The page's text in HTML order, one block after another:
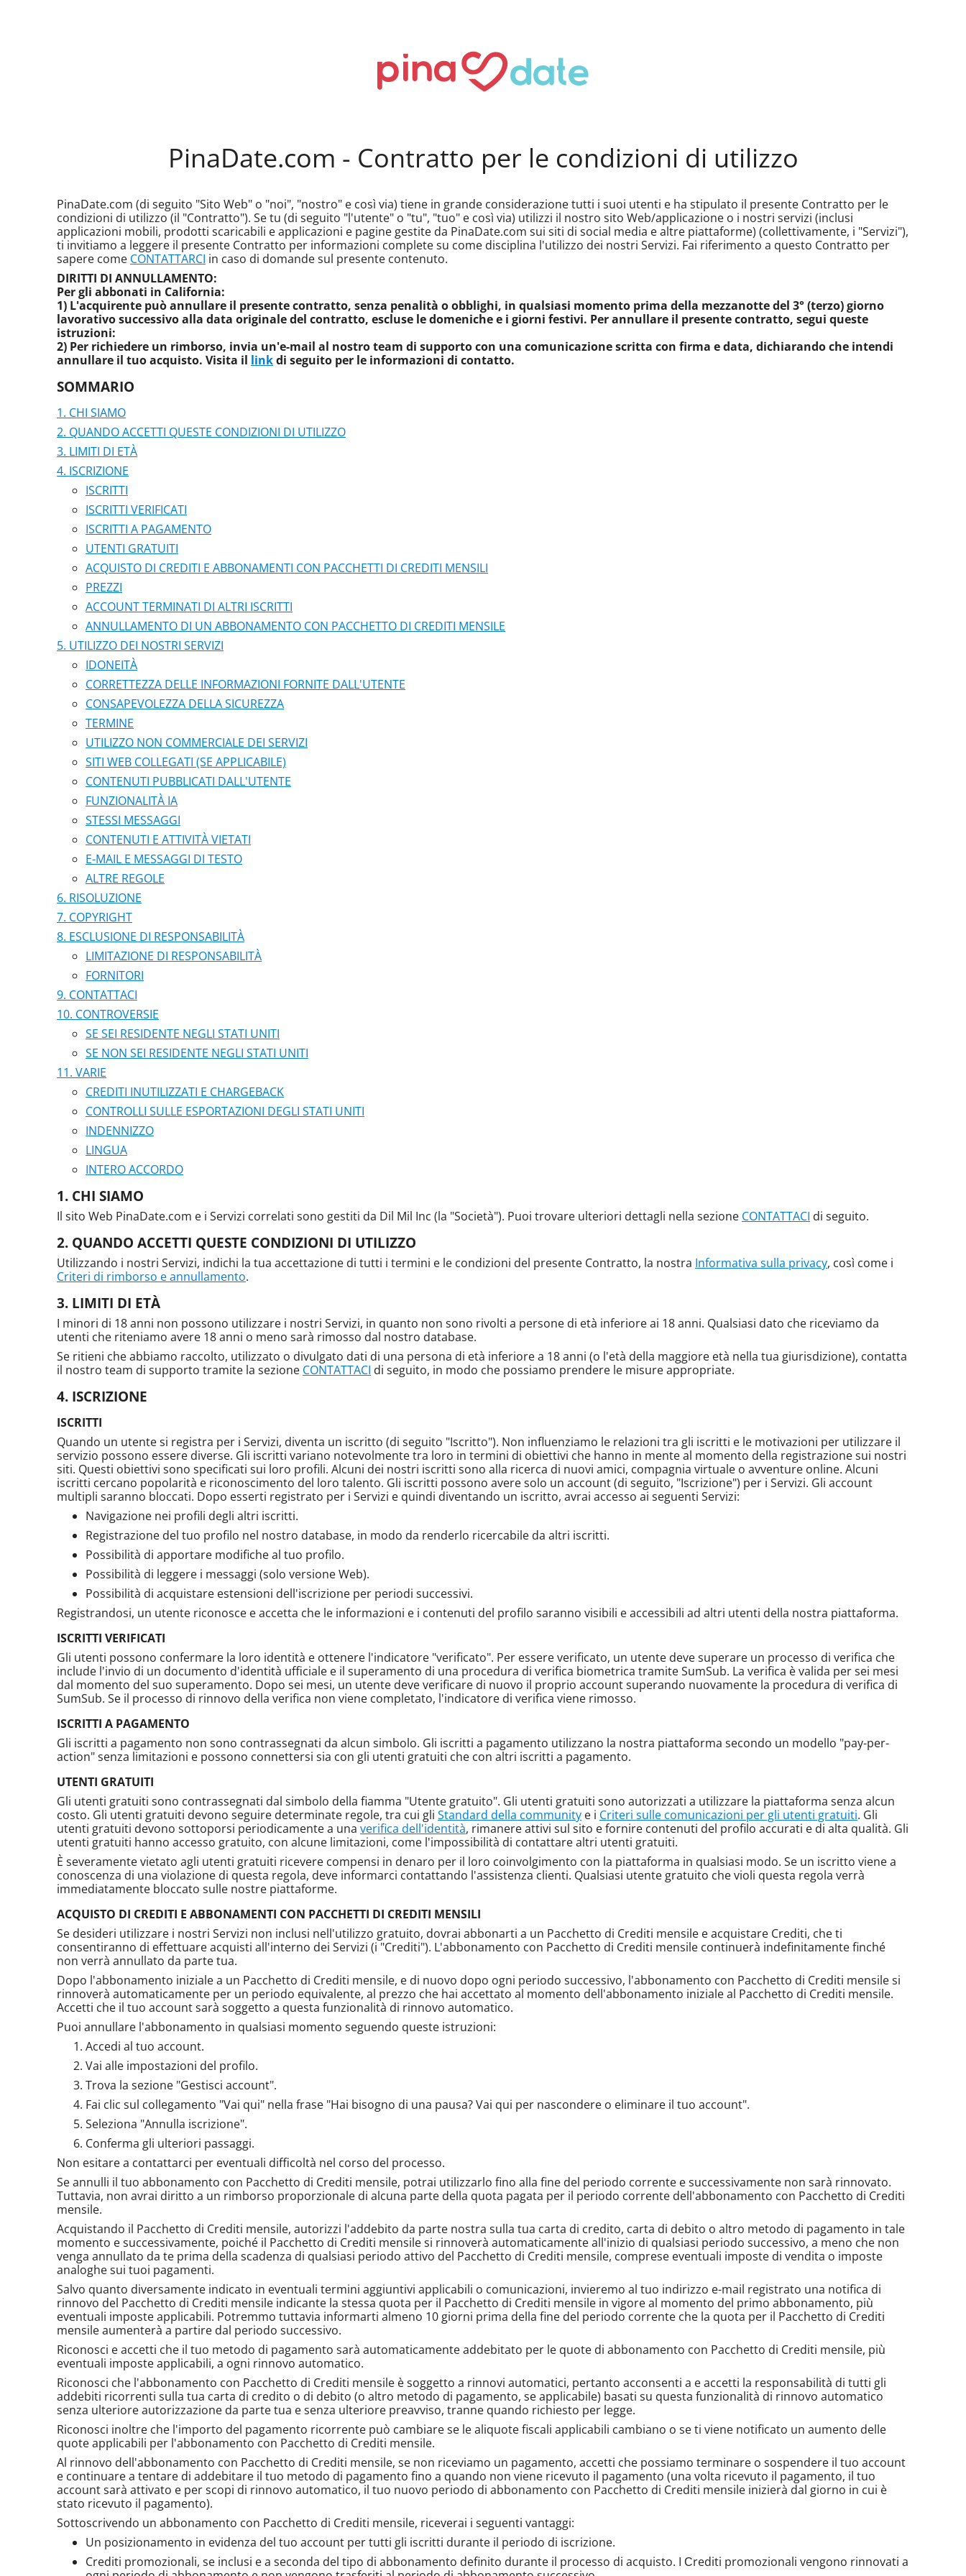
PinaDate.com - Contratto per le condizioni di utilizzo
PinaDate.com (di seguito "Sito Web" o "noi", "nostro" e così via) tiene in grande considerazione tutti i suoi utenti e ha stipulato il presente Contratto per le
condizioni di utilizzo (il "Contratto"). Se tu (di seguito "l'utente" o "tu", "tuo" e così via) utilizzi il nostro sito Web/applicazione o i nostri servizi (inclusi
applicazioni mobili, prodotti scaricabili e applicazioni e pagine gestite da PinaDate.com sui siti di social media e altre piattaforme) (collettivamente, i "Servizi"),
ti invitiamo a leggere il presente Contratto per informazioni complete su come disciplina l'utilizzo dei nostri Servizi. Fai riferimento a questo Contratto per
sapere come CONTATTARCI in caso di domande sul presente contenuto.
DIRITTI DI ANNULLAMENTO:
Per gli abbonati in California:
1) L'acquirente può annullare il presente contratto, senza penalità o obblighi, in qualsiasi momento prima della mezzanotte del 3° (terzo) giorno
lavorativo successivo alla data originale del contratto, escluse le domeniche e i giorni festivi. Per annullare il presente contratto, segui queste
istruzioni:
2) Per richiedere un rimborso, invia un'e-mail al nostro team di supporto con una comunicazione scritta con firma e data, dichiarando che intendi
annullare il tuo acquisto. Visita il linkdi seguito per le informazioni di contatto.
SOMMARIO
CHI SIAMO
QUANDO ACCETTI QUESTE CONDIZIONI DI UTILIZZO
LIMITI DI ETÀ
ISCRIZIONE
ISCRITTI
ISCRITTI VERIFICATI
ISCRITTI A PAGAMENTO
UTENTI GRATUITI
ACQUISTO DI CREDITI E ABBONAMENTI CON PACCHETTI DI CREDITI MENSILI
PREZZI
ACCOUNT TERMINATI DI ALTRI ISCRITTI
ANNULLAMENTO DI UN ABBONAMENTO CON PACCHETTO DI CREDITI MENSILE
UTILIZZO DEI NOSTRI SERVIZI
IDONEITÀ
CORRETTEZZA DELLE INFORMAZIONI FORNITE DALL'UTENTE
CONSAPEVOLEZZA DELLA SICUREZZA
TERMINE
UTILIZZO NON COMMERCIALE DEI SERVIZI
SITI WEB COLLEGATI (SE APPLICABILE)
CONTENUTI PUBBLICATI DALL'UTENTE
FUNZIONALITÀ IA
STESSI MESSAGGI
CONTENUTI E ATTIVITÀ VIETATI
E-MAIL E MESSAGGI DI TESTO
ALTRE REGOLE
RISOLUZIONE
COPYRIGHT
ESCLUSIONE DI RESPONSABILITÀ
LIMITAZIONE DI RESPONSABILITÀ
FORNITORI
CONTATTACI
CONTROVERSIE
SE SEI RESIDENTE NEGLI STATI UNITI
SE NON SEI RESIDENTE NEGLI STATI UNITI
VARIE
CREDITI INUTILIZZATI E CHARGEBACK
CONTROLLI SULLE ESPORTAZIONI DEGLI STATI UNITI
INDENNIZZO
LINGUA
INTERO ACCORDO
CHI SIAMO
Il sito Web PinaDate.com e i Servizi correlati sono gestiti da Dil Mil Inc (la "Società"). Puoi trovare ulteriori dettagli nella sezione CONTATTACI di seguito.
QUANDO ACCETTI QUESTE CONDIZIONI DI UTILIZZO
Utilizzando i nostri Servizi, indichi la tua accettazione di tutti i termini e le condizioni del presente Contratto, la nostra Informativa sulla privacy, così come i
Criteri di rimborso e annullamento.
LIMITI DI ETÀ
I minori di 18 anni non possono utilizzare i nostri Servizi, in quanto non sono rivolti a persone di età inferiore ai 18 anni. Qualsiasi dato che riceviamo da
utenti che riteniamo avere 18 anni o meno sarà rimosso dal nostro database.
Se ritieni che abbiamo raccolto, utilizzato o divulgato dati di una persona di età inferiore a 18 anni (o l'età della maggiore età nella tua giurisdizione), contatta
il nostro team di supporto tramite la sezione CONTATTACI di seguito, in modo che possiamo prendere le misure appropriate.
ISCRIZIONE
ISCRITTI
Quando un utente si registra per i Servizi, diventa un iscritto (di seguito "Iscritto"). Non influenziamo le relazioni tra gli iscritti e le motivazioni per utilizzare il
servizio possono essere diverse. Gli iscritti variano notevolmente tra loro in termini di obiettivi che hanno in mente al momento della registrazione sui nostri
siti. Questi obiettivi sono specificati sui loro profili. Alcuni dei nostri iscritti sono alla ricerca di nuovi amici, compagnia virtuale o avventure online. Alcuni
iscritti cercano popolarità e riconoscimento del loro talento. Gli iscritti possono avere solo un account (di seguito, "Iscrizione") per i Servizi. Gli account
multipli saranno bloccati. Dopo esserti registrato per i Servizi e quindi diventando un iscritto, avrai accesso ai seguenti Servizi:
Navigazione nei profili degli altri iscritti.
Registrazione del tuo profilo nel nostro database, in modo da renderlo ricercabile da altri iscritti.
Possibilità di apportare modifiche al tuo profilo.
Possibilità di leggere i messaggi (solo versione Web).
Possibilità di acquistare estensioni dell'iscrizione per periodi successivi.
Registrandosi, un utente riconosce e accetta che le informazioni e i contenuti del profilo saranno visibili e accessibili ad altri utenti della nostra piattaforma.
ISCRITTI VERIFICATI
Gli utenti possono confermare la loro identità e ottenere l'indicatore "verificato". Per essere verificato, un utente deve superare un processo di verifica che
include l'invio di un documento d'identità ufficiale e il superamento di una procedura di verifica biometrica tramite SumSub. La verifica è valida per sei mesi
dal momento del suo superamento. Dopo sei mesi, un utente deve verificare di nuovo il proprio account superando nuovamente la procedura di verifica di
SumSub. Se il processo di rinnovo della verifica non viene completato, l'indicatore di verifica viene rimosso.
ISCRITTI A PAGAMENTO
Gli iscritti a pagamento non sono contrassegnati da alcun simbolo. Gli iscritti a pagamento utilizzano la nostra piattaforma secondo un modello "pay-per-
action" senza limitazioni e possono connettersi sia con gli utenti gratuiti che con altri iscritti a pagamento.
UTENTI GRATUITI
Gli utenti gratuiti sono contrassegnati dal simbolo della fiamma "Utente gratuito". Gli utenti gratuiti sono autorizzati a utilizzare la piattaforma senza alcun
costo. Gli utenti gratuiti devono seguire determinate regole, tra cui gli Standard della community e i Criteri sulle comunicazioni per gli utenti gratuiti. Gli
utenti gratuiti devono sottoporsi periodicamente a una verifica dell'identità, rimanere attivi sul sito e fornire contenuti del profilo accurati e di alta qualità. Gli
utenti gratuiti hanno accesso gratuito, con alcune limitazioni, come l'impossibilità di contattare altri utenti gratuiti.
È severamente vietato agli utenti gratuiti ricevere compensi in denaro per il loro coinvolgimento con la piattaforma in qualsiasi modo. Se un iscritto viene a
conoscenza di una violazione di questa regola, deve informarci contattando l'assistenza clienti. Qualsiasi utente gratuito che violi questa regola verrà
immediatamente bloccato sulle nostre piattaforme.
ACQUISTO DI CREDITI E ABBONAMENTI CON PACCHETTI DI CREDITI MENSILI
Se desideri utilizzare i nostri Servizi non inclusi nell'utilizzo gratuito, dovrai abbonarti a un Pacchetto di Crediti mensile e acquistare Crediti, che ti
consentiranno di effettuare acquisti all'interno dei Servizi (i "Crediti"). L'abbonamento con Pacchetto di Crediti mensile continuerà indefinitamente finché
non verrà annullato da parte tua.
Dopo l'abbonamento iniziale a un Pacchetto di Crediti mensile, e di nuovo dopo ogni periodo successivo, l'abbonamento con Pacchetto di Crediti mensile si
rinnoverà automaticamente per un periodo equivalente, al prezzo che hai accettato al momento dell'abbonamento iniziale al Pacchetto di Crediti mensile.
Accetti che il tuo account sarà soggetto a questa funzionalità di rinnovo automatico.
Puoi annullare l'abbonamento in qualsiasi momento seguendo queste istruzioni:
Accedi al tuo account.
Vai alle impostazioni del profilo.
Trova la sezione "Gestisci account".
Fai clic sul collegamento "Vai qui" nella frase "Hai bisogno di una pausa? Vai qui per nascondere o eliminare il tuo account".
Seleziona "Annulla iscrizione".
Conferma gli ulteriori passaggi.
Non esitare a contattarci per eventuali difficoltà nel corso del processo.
Se annulli il tuo abbonamento con Pacchetto di Crediti mensile, potrai utilizzarlo fino alla fine del periodo corrente e successivamente non sarà rinnovato.
Tuttavia, non avrai diritto a un rimborso proporzionale di alcuna parte della quota pagata per il periodo corrente dell'abbonamento con Pacchetto di Crediti
mensile.
Acquistando il Pacchetto di Crediti mensile, autorizzi l'addebito da parte nostra sulla tua carta di credito, carta di debito o altro metodo di pagamento in tale
momento e successivamente, poiché il Pacchetto di Crediti mensile si rinnoverà automaticamente all'inizio di qualsiasi periodo successivo, a meno che non
venga annullato da te prima della scadenza di qualsiasi periodo attivo del Pacchetto di Crediti mensile, comprese eventuali imposte di vendita o imposte
analoghe sui tuoi pagamenti.
Salvo quanto diversamente indicato in eventuali termini aggiuntivi applicabili o comunicazioni, invieremo al tuo indirizzo e-mail registrato una notifica di
rinnovo del Pacchetto di Crediti mensile indicante la stessa quota per il Pacchetto di Crediti mensile in vigore al momento del primo abbonamento, più
eventuali imposte applicabili. Potremmo tuttavia informarti almeno 10 giorni prima della fine del periodo corrente che la quota per il Pacchetto di Crediti
mensile aumenterà a partire dal periodo successivo.
Riconosci e accetti che il tuo metodo di pagamento sarà automaticamente addebitato per le quote di abbonamento con Pacchetto di Crediti mensile, più
eventuali imposte applicabili, a ogni rinnovo automatico.
Riconosci che l'abbonamento con Pacchetto di Crediti mensile è soggetto a rinnovi automatici, pertanto acconsenti a e accetti la responsabilità di tutti gli
addebiti ricorrenti sulla tua carta di credito o di debito (o altro metodo di pagamento, se applicabile) basati su questa funzionalità di rinnovo automatico
senza ulteriore autorizzazione da parte tua e senza ulteriore preavviso, tranne quando richiesto per legge.
Riconosci inoltre che l'importo del pagamento ricorrente può cambiare se le aliquote fiscali applicabili cambiano o se ti viene notificato un aumento delle
quote applicabili per l'abbonamento con Pacchetto di Crediti mensile.
Al rinnovo dell'abbonamento con Pacchetto di Crediti mensile, se non riceviamo un pagamento, accetti che possiamo terminare o sospendere il tuo account
e continuare a tentare di addebitare il tuo metodo di pagamento fino a quando non viene ricevuto il pagamento (una volta ricevuto il pagamento, il tuo
account sarà attivato e per scopi di rinnovo automatico, il tuo nuovo periodo di abbonamento con Pacchetto di Crediti mensile inizierà dal giorno in cui è
stato ricevuto il pagamento).
Sottoscrivendo un abbonamento con Pacchetto di Crediti mensile, riceverai i seguenti vantaggi:
Un posizionamento in evidenza del tuo account per tutti gli iscritti durante il periodo di iscrizione.
Crediti promozionali, se inclusi e a seconda del tipo di abbonamento definito durante il processo di acquisto. I Сrediti promozionali vengono rinnovati a